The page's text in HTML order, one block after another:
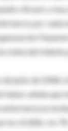
o Brasil, y muy
por cada
meta del milenio
de junio de 2008,
señala que
en
los 65.806. Un